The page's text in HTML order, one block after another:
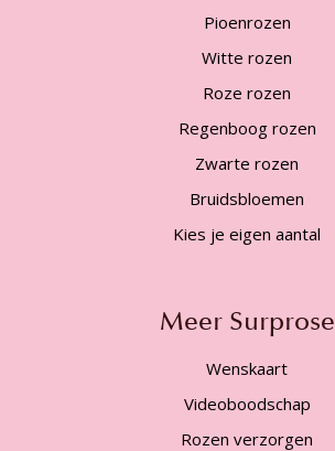
Pioenrozen
Witte rozen
Roze rozen
Regenboog rozen
Zwarte rozen
Bruidsbloemen
Kies je eigen aantal
Meer Surprose
Wenskaart
Videoboodschap
Rozen verzorgen